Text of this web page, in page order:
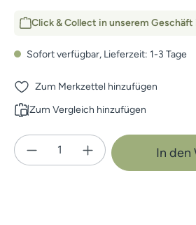
Click & Collect in unserem Geschäft
Sofort verfügbar, Lieferzeit: 1-3 Tage
Zum Merkzettel hinzufügen
Zum Vergleich hinzufügen
Produkt Anzahl: Gib den
In den